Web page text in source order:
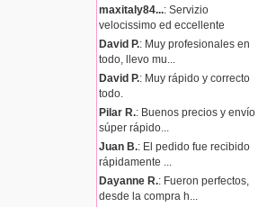
maxitaly84...: Servizio
velocissimo ed eccellente
David P.: Muy profesionales en
todo, llevo mu...
David P.: Muy rápido y correcto
todo.
Pilar R.: Buenos precios y envío
súper rápido...
Juan B.: El pedido fue recibido
rápidamente ...
Dayanne R.: Fueron perfectos,
desde la compra h...